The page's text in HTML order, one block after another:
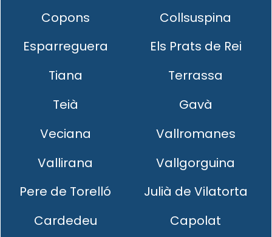
Copons
Collsuspina
Esparreguera
Els Prats de Rei
Tiana
Terrassa
Teià
Gavà
Veciana
Vallromanes
Vallirana
Vallgorguina
Pere de Torelló
Julià de Vilatorta
Cardedeu
Capolat